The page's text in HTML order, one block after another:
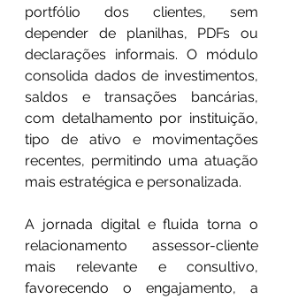
portfólio dos clientes, sem
depender de planilhas, PDFs ou
declarações informais. O módulo
consolida dados de investimentos,
saldos e transações bancárias,
com detalhamento por instituição,
tipo de ativo e movimentações
recentes, permitindo uma atuação
mais estratégica e personalizada.
A jornada digital e fluida torna o
relacionamento assessor-cliente
mais relevante e consultivo,
favorecendo o engajamento, a